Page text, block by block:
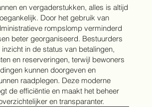
en vergaderstukken, alles is altijd
Door het gebruik van
rompslomp verminderd
beter georganiseerd. Bestuurders
in de status van betalingen,
en reserveringen, terwijl bewoners
kunnen doorgeven en
raadplegen. Deze moderne
de efficiëntie en maakt het beheer
en transparanter.